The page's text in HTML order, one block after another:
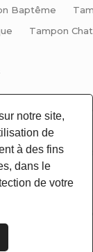
notre site,
de
à des fins
dans le
de votre
Baptême
Tampon Chat
Mes
Plan du
Comment